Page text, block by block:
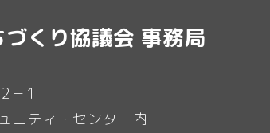
くり協議会 事務局
－1
ニティ・センター内